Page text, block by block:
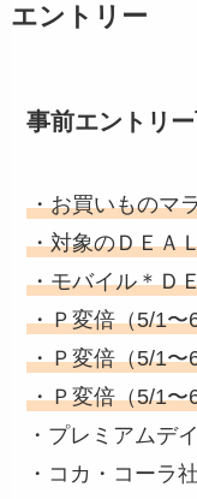
エントリー
事前エントリ
・お買いものマ
・対象のＤＥＡ
・モバイル＊Ｄ
・Ｐ変倍（5/1〜
・Ｐ変倍（5/1〜
・Ｐ変倍（5/1〜
・プレミアムデ
・コカ・コーラ